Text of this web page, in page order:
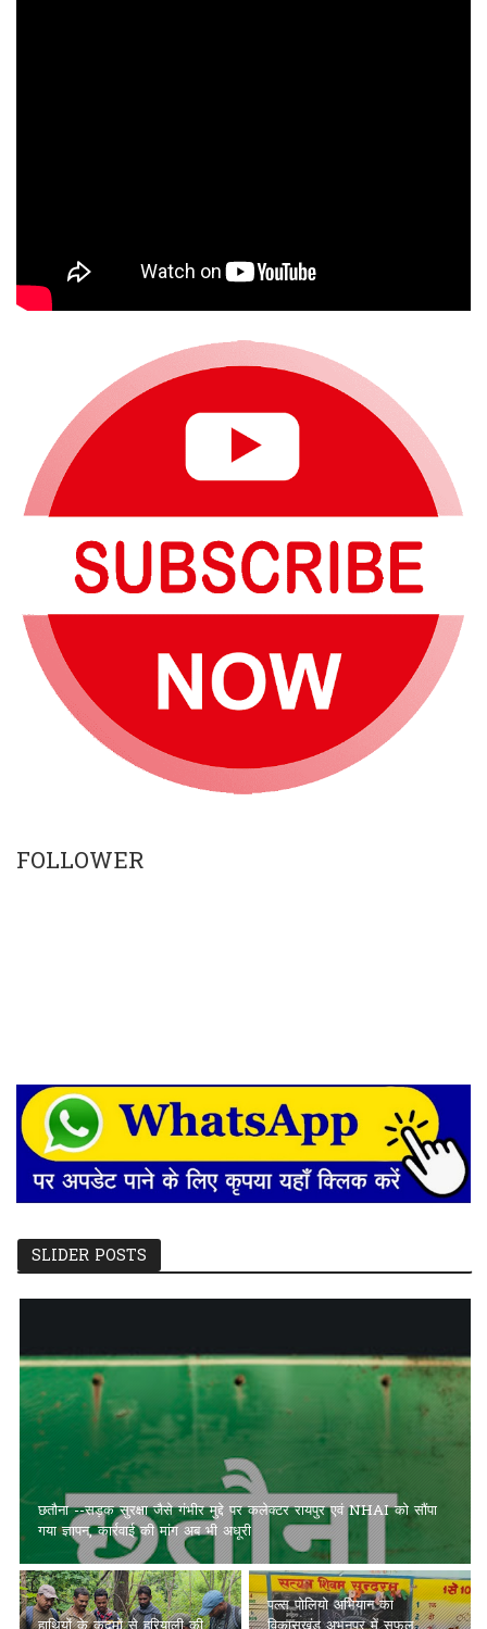
FOLLOWER
SLIDER POSTS
छतौना --सड़क सुरक्षा जैसे गंभीर मुद्दे पर कलेक्टर रायपुर एवं NHAI को सौंपा
गया ज्ञापन, कार्रवाई की मांग अब भी अधूरी
पल्स पोलियो अभियान का